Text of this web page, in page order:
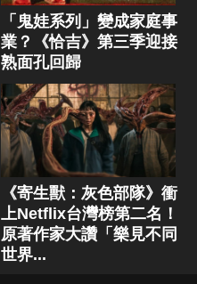
「鬼娃系列」變成家庭事
業？《恰吉》第三季迎接
熟面孔回歸
《寄生獸：灰色部隊》衝
上Netflix台灣榜第二名！
原著作家大讚「樂見不同
世界...